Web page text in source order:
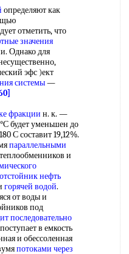
определяют как
отметить, что
значения
Однако для
эфс )ект
системы—
фракции н. к. —
будет уменьшен до
С составит 19,12%.
параллельными
и
отстойник нефть
горячей водой.
от воды и
под
последовательно
в емкость
и обессоленная
потоками через